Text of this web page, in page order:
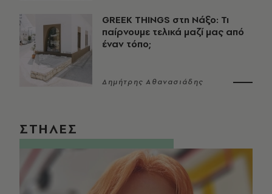
GREEK THINGS στη Νάξο: Τι
παίρνουμε τελικά μαζί μας από
έναν τόπο;
Δημήτρης Αθανασιάδης
ΣΤΗΛΕΣ